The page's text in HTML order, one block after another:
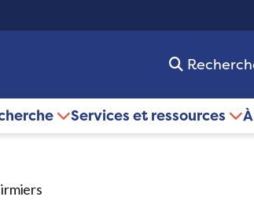
Services et ressources